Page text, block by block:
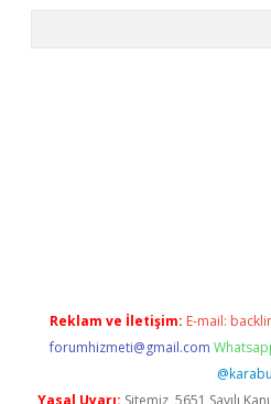
Reklam ve İletişim: E-mail:
forumhizmeti@gmail.com
Yasal Uyarı: Sitemiz, 5651 Sayılı